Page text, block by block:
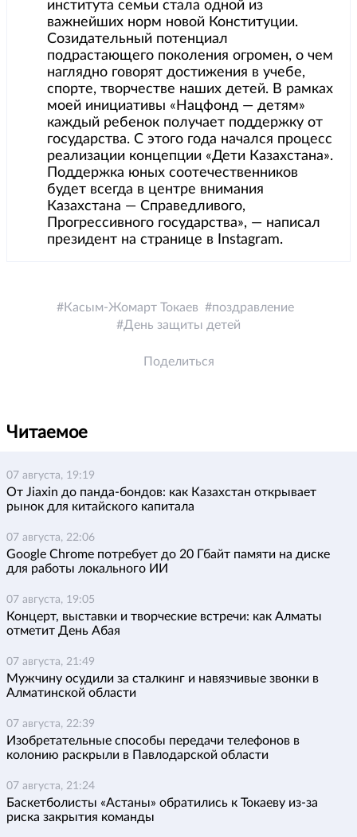
института семьи стала одной из
важнейших норм новой Конституции.
Созидательный потенциал
подрастающего поколения огромен, о чем
наглядно говорят достижения в учебе,
спорте, творчестве наших детей. В рамках
моей инициативы «Нацфонд — детям»
каждый ребенок получает поддержку от
государства. С этого года начался процесс
реализации концепции «Дети Казахстана».
Поддержка юных соотечественников
будет всегда в центре внимания
Казахстана — Справедливого,
Прогрессивного государства», — написал
президент на странице в Instagram.
Касым-Жомарт Токаев
поздравление
День защиты детей
Поделиться
Читаемое
07 августа, 19:19
От Jiaxin до панда-бондов: как Казахстан открывает
рынок для китайского капитала
07 августа, 22:06
Google Chrome потребует до 20 Гбайт памяти на диске
для работы локального ИИ
07 августа, 19:05
Концерт, выставки и творческие встречи: как Алматы
отметит День Абая
07 августа, 21:49
Мужчину осудили за сталкинг и навязчивые звонки в
Алматинской области
07 августа, 22:39
Изобретательные способы передачи телефонов в
колонию раскрыли в Павлодарской области
07 августа, 21:24
Баскетболисты «Астаны» обратились к Токаеву из-за
риска закрытия команды